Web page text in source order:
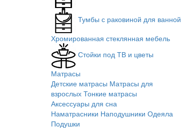
Тумбы с раковиной для ванной
Хромированная стеклянная мебель
Стойки под ТВ и цветы
Матрасы
Детские матрасы Матрасы для
взрослых Тонкие матрасы
Аксессуары для сна
Наматрасники Наподушники Одеяла
Подушки